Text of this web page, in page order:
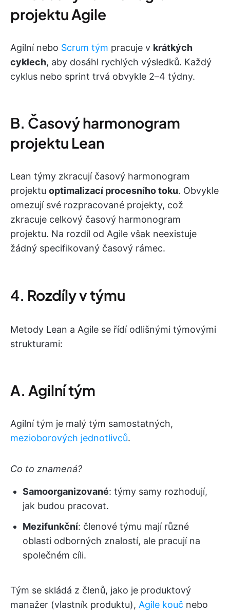
projektu Agile
Agilní nebo Scrum tým pracuje v krátkých
cyklech, aby dosáhl rychlých výsledků. Každý
cyklus nebo sprint trvá obvykle 2–4 týdny.
B. Časový harmonogram
projektu Lean
Lean týmy zkracují časový harmonogram
projektu optimalizací procesního toku. Obvykle
omezují své rozpracované projekty, což
zkracuje celkový časový harmonogram
projektu. Na rozdíl od Agile však neexistuje
žádný specifikovaný časový rámec.
4. Rozdíly v týmu
Metody Lean a Agile se řídí odlišnými týmovými
strukturami:
A. Agilní tým
Agilní tým je malý tým samostatných,
mezioborových jednotlivců.
Co to znamená?
Samoorganizované: týmy samy rozhodují,
jak budou pracovat.
Mezifunkční: členové týmu mají různé
oblasti odborných znalostí, ale pracují na
společném cíli.
Tým se skládá z členů, jako je produktový
manažer (vlastník produktu), Agile kouč nebo